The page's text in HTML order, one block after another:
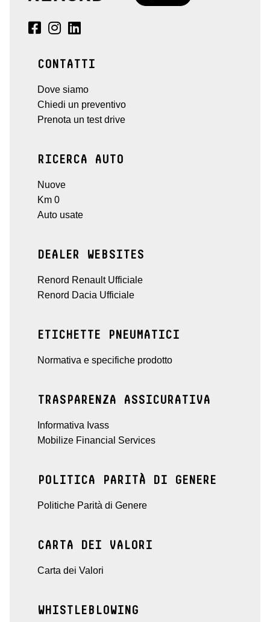
CONTATTI
Dove siamo
Chiedi un preventivo
Prenota un test drive
RICERCA AUTO
Nuove
Km 0
Auto usate
DEALER WEBSITES
Renord Renault Ufficiale
Renord Dacia Ufficiale
ETICHETTE PNEUMATICI
Normativa e specifiche prodotto
TRASPARENZA ASSICURATIVA
Informativa Ivass
Mobilize Financial Services
POLITICA PARITÀ DI GENERE
Politiche Parità di Genere
CARTA DEI VALORI
Carta dei Valori
WHISTLEBLOWING